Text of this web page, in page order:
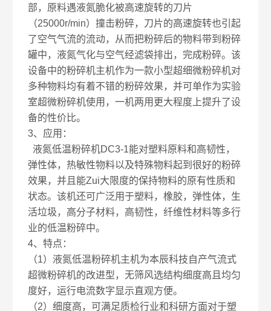
部，原料遇液氮脆化被高速旋转的刀片
（25000r/min）撞击粉碎，刀片的高速旋转也引起
了空气气流的流动，从而把粉碎后的物料带到粉碎
罐中，液氮气化与空气经滤袋排出，完成粉碎。该
设备中的粉碎机主机作为一款小型超细微粉碎机对
多种物料均有着不错的粉碎效果，并可单作为实验
室超微粉碎机使用，一机两用更大程度上提升了设
备的性价比。
3、应用：
液氮低温粉碎机DC3-1能对塑料原料和高韧性，
弹性体，热敏性物料以及特殊物料起到很好的粉碎
效果，并且能Zui大限度的保持物料的原有性质和
状态。该机还可广泛用于塑料，橡胶，弹性体，生
活垃圾，高分子材料，高韧性，纤维性材料等多行
业的低温粉碎中。
4、特点：
（1）液氮低温粉碎机主机为本辰科技自产气流式
超微粉碎机的改进型，无筛风选结构细度高且均匀
度好，运行电流数字显示直观方便。
（2）细度高，可满足质检行业和科研方面对于塑